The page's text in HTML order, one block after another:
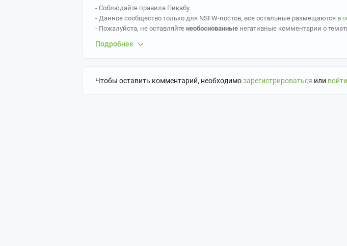
- Соблюдайте правила Пикабу.
- Данное сообщество только для NSFW-постов, все остальные размещаются в
- Пожалуйста, не оставляйте необоснованные негативные комментарии о
Так же желательно указывать персонажа и откуда он.
- За политоту бан.
Подробнее
Чтобы оставить комментарий, необходимозарегистрироваться или войти